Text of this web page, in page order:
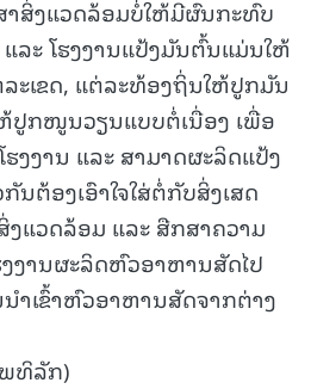
າສິ່ງແວດລ້ອມບໍ່ໃຫ້ມີຜົນກະທົບ
ລະ ໂຮງງານແປ້ງມັນຕົ້ນແມ່ນໃຫ້
ະເຂດ, ແຕ່ລະທ້ອງຖິ່ນໃຫ້ປູກມັນ
ປູກໜູນວຽນແບບຕໍ່ເນື່ອງ ເພື່ອ
ງງານ ແລະ ສາມາດຜະລິດແປ້ງ
ຕ້ອງເອົາໃຈໃສ່ຕໍ່ກັບສິ່ງເສດ
ແວດລ້ອມ ແລະ ສືກສາຄວາມ
ງງານຜະລິດຫົວອາຫານສັດໄປ
າເຂົ້າຫົວອາຫານສັດຈາກຕ່າງ
ພທິລັກ)